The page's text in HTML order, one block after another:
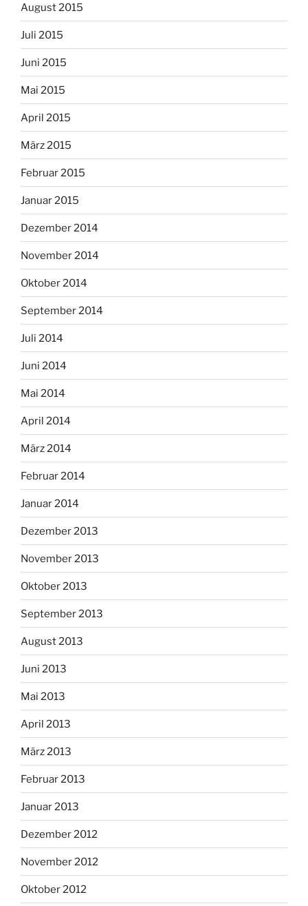
August 2015
Juli 2015
Juni 2015
Mai 2015
April 2015
März 2015
Februar 2015
Januar 2015
Dezember 2014
November 2014
Oktober 2014
September 2014
Juli 2014
Juni 2014
Mai 2014
April 2014
März 2014
Februar 2014
Januar 2014
Dezember 2013
November 2013
Oktober 2013
September 2013
August 2013
Juni 2013
Mai 2013
April 2013
März 2013
Februar 2013
Januar 2013
Dezember 2012
November 2012
Oktober 2012